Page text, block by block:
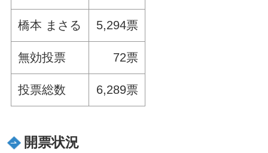
橋本 まさる 5,294票
無効投票 72票
投票総数 6,289票
開票状況